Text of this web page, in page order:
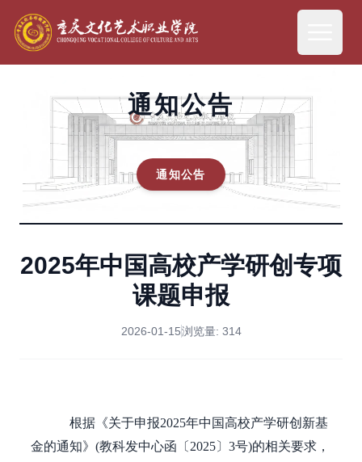
通知公告
通知公告
2025年中国高校产学研创专项
课题申报
2026-01-15浏览量: 314
根据《关于申报2025年中国高校产学研创新基
金的通知》(教科发中心函〔2025〕3号)的相关要求，